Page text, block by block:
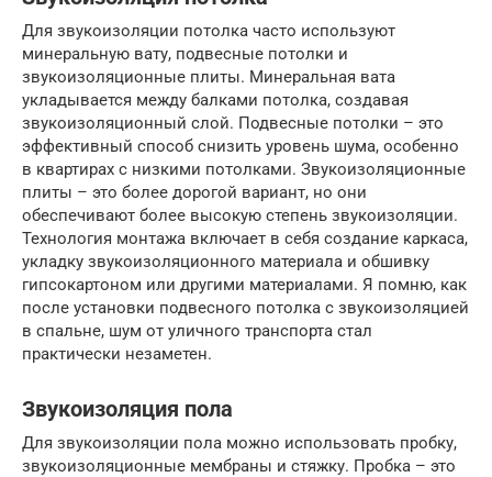
Для звукоизоляции потолка часто используют
минеральную вату, подвесные потолки и
звукоизоляционные плиты. Минеральная вата
укладывается между балками потолка, создавая
звукоизоляционный слой. Подвесные потолки – это
эффективный способ снизить уровень шума, особенно
в квартирах с низкими потолками. Звукоизоляционные
плиты – это более дорогой вариант, но они
обеспечивают более высокую степень звукоизоляции.
Технология монтажа включает в себя создание каркаса,
укладку звукоизоляционного материала и обшивку
гипсокартоном или другими материалами. Я помню, как
после установки подвесного потолка с звукоизоляцией
в спальне, шум от уличного транспорта стал
практически незаметен.
Звукоизоляция пола
Для звукоизоляции пола можно использовать пробку,
звукоизоляционные мембраны и стяжку. Пробка – это